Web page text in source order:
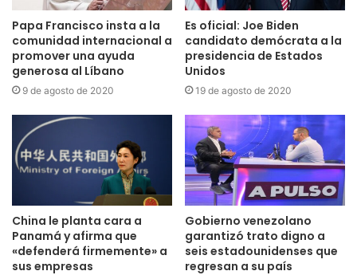
Papa Francisco insta a la
comunidad internacional a
promover una ayuda
generosa al Líbano
9 de agosto de 2020
Es oficial: Joe Biden
candidato demócrata a la
presidencia de Estados
Unidos
19 de agosto de 2020
China le planta cara a
Panamá y afirma que
«defenderá firmemente» a
sus empresas
Gobierno venezolano
garantizó trato digno a
seis estadounidenses que
regresan a su país